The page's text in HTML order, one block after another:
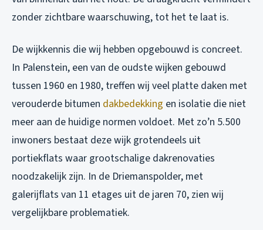
zonder zichtbare waarschuwing, tot het te laat is.
De wijkkennis die wij hebben opgebouwd is concreet.
In Palenstein, een van de oudste wijken gebouwd
tussen 1960 en 1980, treffen wij veel platte daken met
verouderde bitumen dakbedekking en isolatie die niet
meer aan de huidige normen voldoet. Met zo’n 5.500
inwoners bestaat deze wijk grotendeels uit
portiekflats waar grootschalige dakrenovaties
noodzakelijk zijn. In de Driemanspolder, met
galerijflats van 11 etages uit de jaren 70, zien wij
vergelijkbare problematiek.